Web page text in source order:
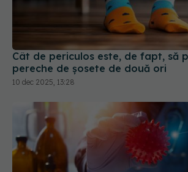
Cât de periculos este, de fapt, să
pereche de șosete de două ori
10 dec 2025, 13:28